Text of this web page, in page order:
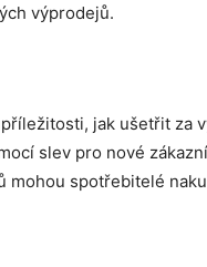
výprodejů.
jak ušetřit za
slev pro nové
mohou spotřebitelé